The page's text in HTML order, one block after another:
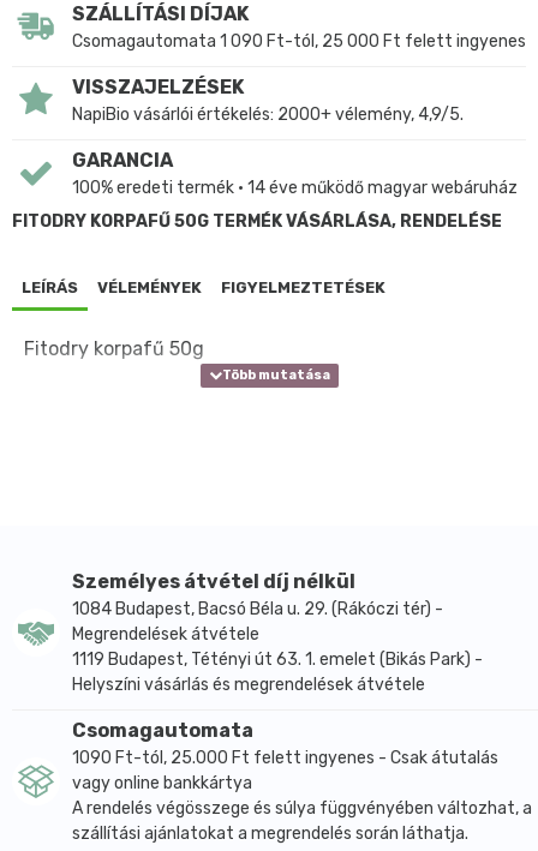
SZÁLLÍTÁSI DÍJAK
Csomagautomata 1 090 Ft-tól, 25 000 Ft felett ingyenes
VISSZAJELZÉSEK
NapiBio vásárlói értékelés: 2000+ vélemény, 4,9/5.
GARANCIA
100% eredeti termék • 14 éve működő magyar webáruház
FITODRY KORPAFŰ 50G TERMÉK VÁSÁRLÁSA, RENDELÉSE
LEÍRÁS VÉLEMÉNYEK FIGYELMEZTETÉSEK
Fitodry korpafű 50g
Személyes átvétel díj nélkül
1084 Budapest, Bacsó Béla u. 29. (Rákóczi tér) -
Megrendelések átvétele
1119 Budapest, Tétényi út 63. 1. emelet (Bikás Park) -
Helyszíni vásárlás és megrendelések átvétele
Csomagautomata
1090 Ft-tól, 25.000 Ft felett ingyenes - Csak átutalás
vagy online bankkártya
A rendelés végösszege és súlya függvényében változhat, a
szállítási ajánlatokat a megrendelés során láthatja.